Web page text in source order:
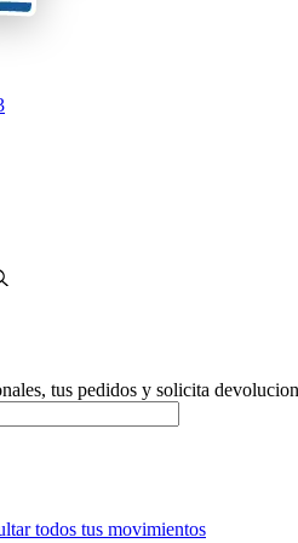
tus pedidos y solicita
todos tus movimientos